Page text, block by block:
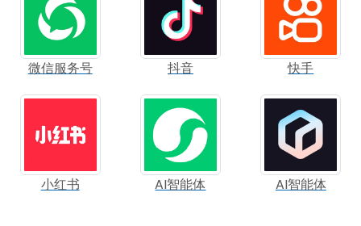
微信服务号 抖音 快手
小红书 AI智能体 AI智能体